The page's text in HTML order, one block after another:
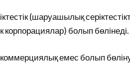
(шаруашылық
корпорациялар) болып бөлінеді.
емес болып